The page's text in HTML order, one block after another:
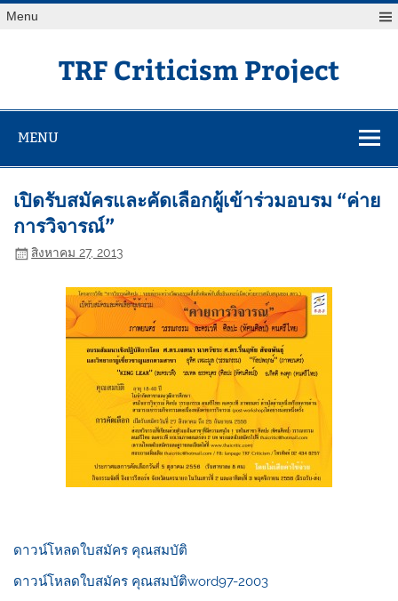
Skip
toMenu
TRF Criticism Project
MENU
เปิดรับสมัครและคัดเลือกผู้เข้าร่วมอบรม “ค่าย
การวิจารณ์”
สิงหาคม 27, 2013
ดาวน์โหลดใบสมัคร คุณสมบัติ
ดาวน์โหลดใบสมัคร คุณสมบัติword97-2003